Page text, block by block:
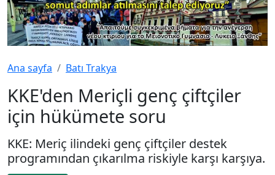
Ana sayfa Batı Trakya
KKE'den Meriçli genç çiftçiler
için hükümete soru
KKE: Meriç ilindeki genç çiftçiler destek
programından çıkarılma riskiyle karşı karşıya.